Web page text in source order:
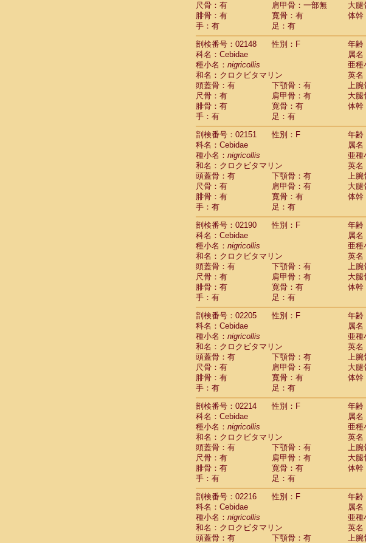
CercopithecidaeCercopithecus
CercopithecidaeCercopithecus
CercopithecidaeCercopithecus
CercopithecidaeCercopithecus
CercopithecidaeCercopithecus
Cercopithecidae Cercopithecus
Cercopithecidae Chlorocebus
CercopithecidaeChlorocebus
CercopithecidaeErythrocebus
CercopithecidaeMiopithecus
CercopithecidaeCercopithecinae
CercopithecidaeColobus
CercopithecidaeColobus guereza
Cercopithecidae Colobus
Cercopithecidae Piliocolobus
Cercopithecidae Kasi senex
CercopithecidaeKasi senex
CercopithecidaeNasalis larvatus
CercopithecidaePresbytes
CercopithecidaePygathrix
CercopithecidaeSemnopithecus
Cercopithecidae Trachypithecus
Cercopithecidae Trachypithecus
Cercopithecidae Trachypithecus
CercopithecidaeTrachypithecus
CercopithecidaeColobinae spp.(0)
CercopithecidaePresbytesinae
CercopithecidaeCercopithecidae
HylobatidaeHoolock hoolock(1)
HylobatidaeHylobates agilis
Hylobatidae (0)
Hylobatidae Hylobates lar
HylobatidaeHylobates moloch(2)
Hylobatidae Hylobates muelleri(0)
HylobatidaeHylobates pileatus(3)
Hylobatidae Hylobates
HylobatidaeHylobateshybrid(0)
HylobatidaeNomascus concolor(0)
Hylobatidae Symphalangus
Hominidae (0)
Hominidae Pan troglodytes
Hominidae Gorilla gorilla beringei
Hominidae Gorilla gorilla gorilla(0)
Primates misc.(0)
Scandentia Dendrogale melanura
Scandentia Ptilocercus lowii
Scandentia
Scandentia
ScandentiaTupaia minor
尺骨：有
肩甲骨：一部無 大腿
腓骨：有
寛骨：有
体幹
手：有
足：有
剖検番号：02148
性別：F
年齢
科名：Cebidae
属名
種小名： nigricollis
亜種
和名：クロクビタマリン
英名
頭蓋骨：有
下顎骨：有 上腕
尺骨：有
肩甲骨：有 大腿
腓骨：有
寛骨：有
体幹
手：有
足：有
剖検番号：02151
性別：F
年齢
科名：Cebidae
属名
種小名： nigricollis
亜種
和名：クロクビタマリン
英名
頭蓋骨：有
下顎骨：有 上腕
尺骨：有
肩甲骨：有 大腿
腓骨：有
寛骨：有
体幹
手：有
足：有
剖検番号：02190
性別：F
年齢
科名：Cebidae
属名
種小名： nigricollis
亜種
和名：クロクビタマリン
英名
頭蓋骨：有
下顎骨：有 上腕
尺骨：有
肩甲骨：有 大腿
腓骨：有
寛骨：有
体幹
手：有
足：有
剖検番号：02205
性別：F
年齢
科名：Cebidae
属名
種小名： nigricollis
亜種
和名：クロクビタマリン
英名
頭蓋骨：有
下顎骨：有 上腕
尺骨：有
肩甲骨：有 大腿
腓骨：有
寛骨：有
体幹
手：有
足：有
剖検番号：02214
性別：F
年齢
科名：Cebidae
属名
種小名： nigricollis
亜種
和名：クロクビタマリン
英名
頭蓋骨：有
下顎骨：有 上腕
尺骨：有
肩甲骨：有 大腿
腓骨：有
寛骨：有
体幹
手：有
足：有
剖検番号：02216
性別：F
年齢
科名：Cebidae
属名
種小名： nigricollis
亜種
和名：クロクビタマリン
英名
頭蓋骨：有
下顎骨：有 上腕